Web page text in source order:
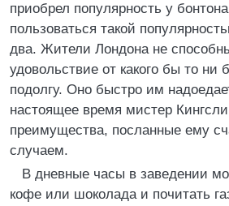
приобрел популярность у
пользоваться такой
два. Жители Лондона не
удовольствие от какого бы то ни
подолгу. Оно быстро им
настоящее время мистер Кингсли
преимущества, посланные ему
случаем.
В дневные часы в заведении
кофе или шоколада и почитать